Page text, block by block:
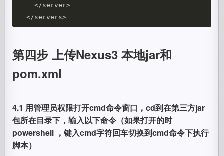
    </server>
第四步 上传Nexus3 本地jar和
pom.xml
4.1 用管理员权限打开cmd命令窗口，cd到在第三方jar
包所在目录下，输入以下命令（如果打开的时
powershell ，键入cmd字符回车切换到cmd命令下执行
脚本）